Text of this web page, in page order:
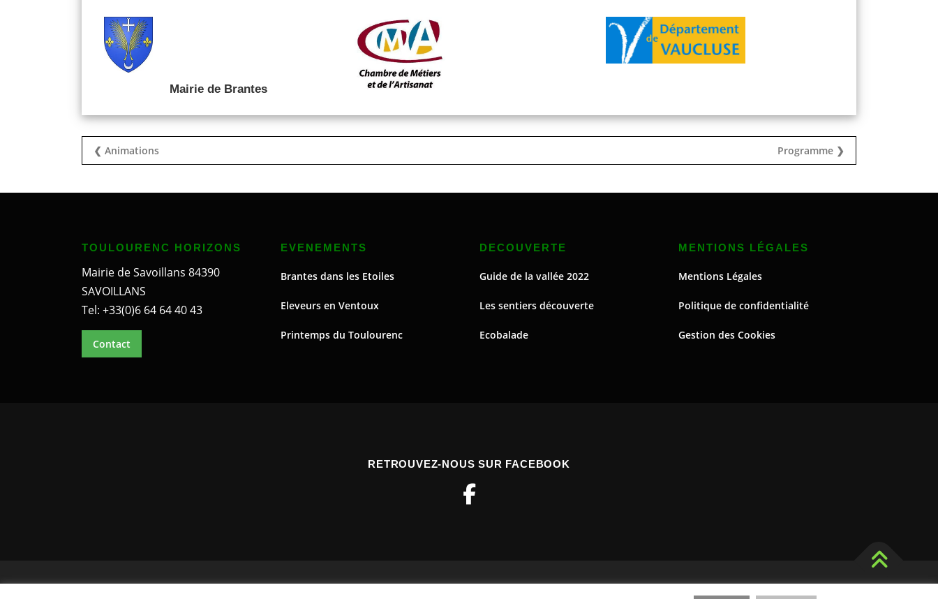
Mairie de Brantes
❮ Animations Programme ❯
TOULOURENC HORIZONS
Mairie de Savoillans 84390
SAVOILLANS
Tel: +33(0)6 64 64 40 43
Contact
EVENEMENTS
Brantes dans les Etoiles
Eleveurs en Ventoux
Printemps du Toulourenc
DECOUVERTE
Guide de la vallée 2022
Les sentiers découverte
Ecobalade
MENTIONS LÉGALES
Mentions Légales
Politique de confidentialité
Gestion des Cookies
RETROUVEZ-NOUS SUR FACEBOOK
thème par FameThemes. Traduit par Wp Trads.